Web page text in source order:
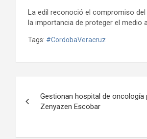
La edil reconoció el compromiso
la importancia de proteger el medio
Tags: #CordobaVeracruz
de
Gestionan hospital de oncología
Zenyazen Escobar